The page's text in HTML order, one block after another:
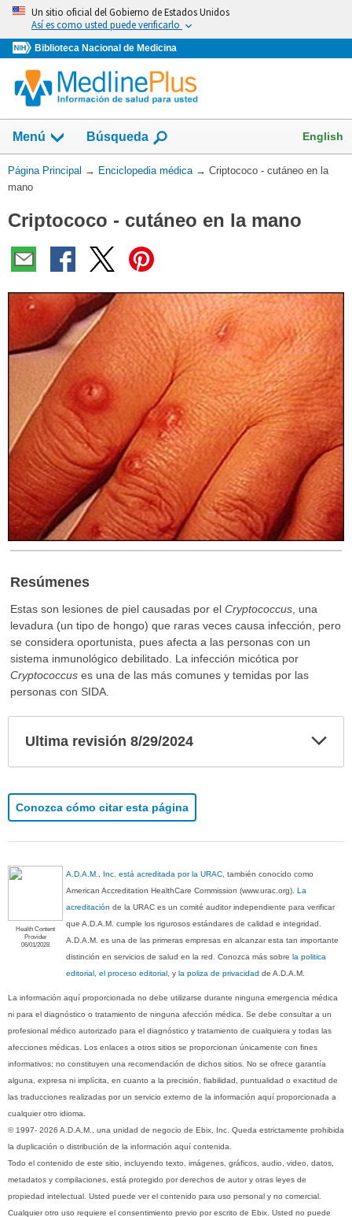
Omita
vaya
al
Contenido
Un sitio oficial del Gobierno de Estados Unidos
Así es como usted puede verificarlo
Biblioteca Nacional de Medicina
Menú Búsqueda English
Usted
está
Página Principal → Enciclopedia médica → Criptococo - cutáneo en la
mano
Criptococo - cutáneo en la mano
Resúmenes
Estas son lesiones de piel causadas por el Cryptococcus, una
levadura (un tipo de hongo) que raras veces causa infección, pero
se considera oportunista, pues afecta a las personas con un
sistema inmunológico debilitado. La infección micótica por
Cryptococcuses una de las más comunes y temidas por las
personas con SIDA.
Ultima revisión 8/29/2024
Conozca cómo citar esta página
Health Content
Provider
06/01/2028
A.D.A.M., Inc. está acreditada por la URAC , también conocido como
American Accreditation HealthCare Commission (www.urac.org).La
acreditación de la URAC es un comité auditor independiente para verificar
que A.D.A.M. cumple los rigurosos estándares de calidad e integridad.
A.D.A.M. es una de las primeras empresas en alcanzar esta tan importante
distinción en servicios de salud en la red. Conozca más sobrela politica
editorial, el proceso editorial , yla poliza de privacidad de A.D.A.M.
La información aquí proporcionada no debe utilizarse durante ninguna emergencia médica
ni para el diagnóstico o tratamiento de ninguna afección médica. Se debe consultar a un
profesional médico autorizado para el diagnóstico y tratamiento de cualquiera y todas las
afecciones médicas. Los enlaces a otros sitios se proporcionan únicamente con fines
informativos; no constituyen una recomendación de dichos sitios. No se ofrece garantía
alguna, expresa ni implícita, en cuanto a la precisión, fiabilidad, puntualidad o exactitud de
las traducciones realizadas por un servicio externo de la información aquí proporcionada a
cualquier otro idioma.
© 1997- 2026 A.D.A.M., una unidad de negocio de Ebix, Inc. Queda estrictamente prohibida
la duplicación o distribución de la información aquí contenida.
Todo el contenido de este sitio, incluyendo texto, imágenes, gráficos, audio, video, datos,
metadatos y compilaciones, está protegido por derechos de autor y otras leyes de
propiedad intelectual. Usted puede ver el contenido para uso personal y no comercial.
Cualquier otro uso requiere el consentimiento previo por escrito de Ebix. Usted no puede